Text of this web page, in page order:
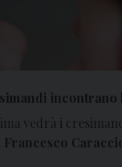
incontrano
vedrà i
Francesco